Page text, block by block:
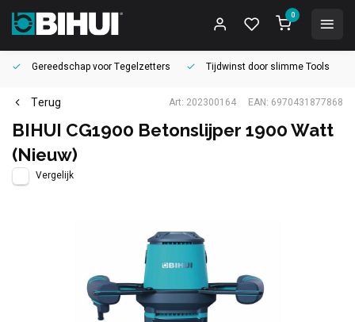
0
Gereedschap voorTegelzetters Tijdwinst door slimme Tools
Terug Art: 202300164 EAN: 6970431877868
BIHUI CG1900 Betonslijper 1900 Watt
(Nieuw)
Vergelijk